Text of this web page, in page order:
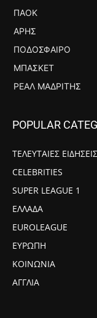
ΠΑΟΚ
ΆΡΗΣ
ΠΟΔΌΣΦΑΙΡΟ
ΜΠΆΣΚΕΤ
ΡΕΆΛ ΜΑΔΡΊΤΗΣ
POPULAR
ΤΕΛΕΥΤΑΙΕΣ ΕΙΔΗΣΕΙΣ
CELEBRITIES
SUPER LEAGUE 1
ΕΛΛΑΔΑ
EUROLEAGUE
ΕΥΡΩΠΗ
ΚΟΙΝΩΝΙΑ
ΑΓΓΛΙΑ